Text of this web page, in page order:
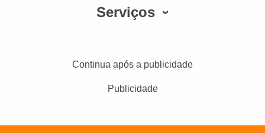
Serviços
Continua após a publicidade
Publicidade